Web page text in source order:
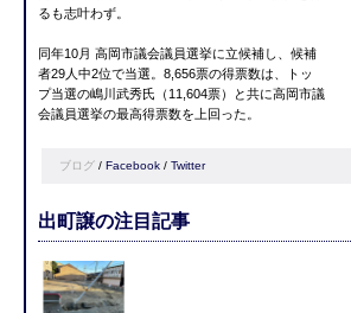
るも志叶わず。
同年10月 高岡市議会議員選挙に立候補し、候補
者29人中2位で当選。8,656票の得票数は、トッ
プ当選の嶋川武秀氏（11,604票）と共に高岡市議
会議員選挙の最高得票数を上回った。
ブログ /Facebook /Twitter
出町譲の注目記事